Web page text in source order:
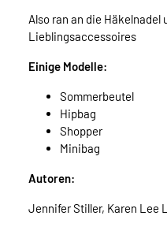
Also ran an die Häkelnadel
Lieblingsaccessoires
Einige Modelle:
Sommerbeutel
Hipbag
Shopper
Minibag
Autoren:
Jennifer Stiller, Karen Lee